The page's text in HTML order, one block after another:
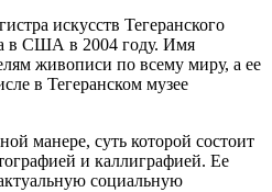
искусств Тегеранского
в США в 2004 году. Имя
живописи по всему миру, а ее
в Тегеранском музее
манере, суть которой состоит
и каллиграфией. Ее
социальную